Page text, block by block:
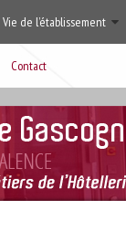
Vie de l’établissement
Contact